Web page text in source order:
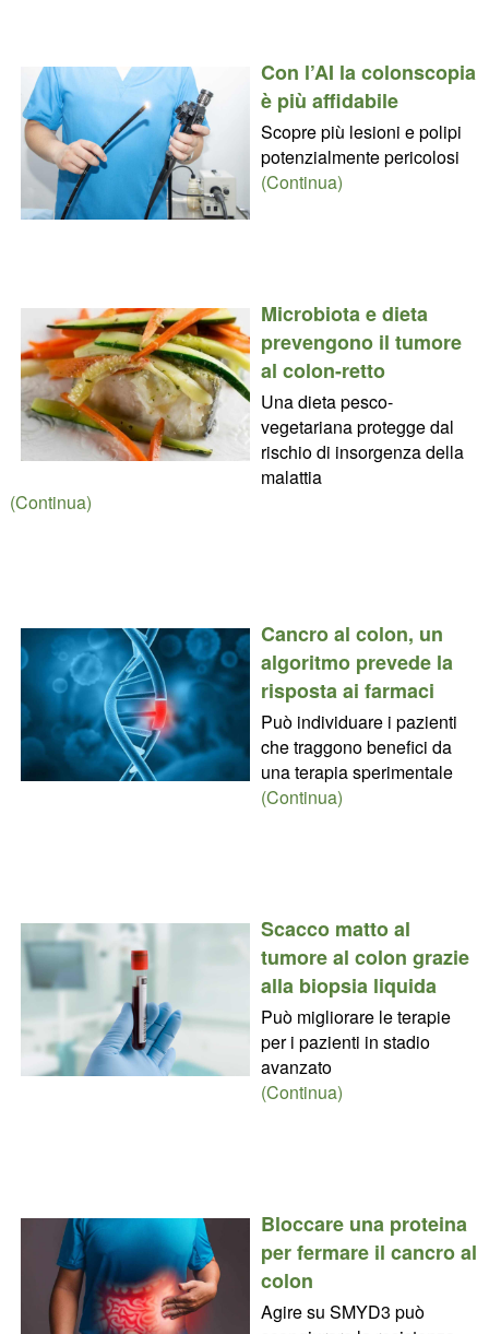
Con l’AI la colonscopia
è più affidabile
Scopre più lesioni e polipi
potenzialmente pericolosi
(Continua)
Microbiota e dieta
prevengono il tumore
al colon-retto
Una dieta pesco-
vegetariana protegge dal
rischio di insorgenza della
malattia
(Continua)
Cancro al colon, un
algoritmo prevede la
risposta ai farmaci
Può individuare i pazienti
che traggono benefici da
una terapia sperimentale
(Continua)
Scacco matto al
tumore al colon grazie
alla biopsia liquida
Può migliorare le terapie
per i pazienti in stadio
avanzato
(Continua)
Bloccare una proteina
per fermare il cancro al
colon
Agire su SMYD3 può